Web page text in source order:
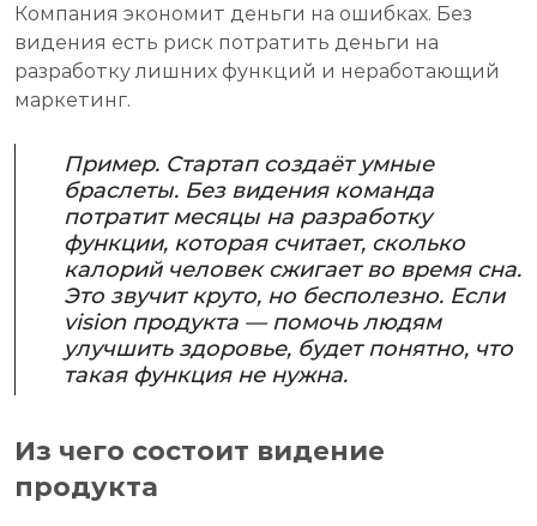
Компания экономит деньги на ошибках. Без
видения есть риск потратить деньги на
разработку лишних функций и неработающий
маркетинг.
Пример. Стартап создаёт умные
браслеты. Без видения команда
потратит месяцы на разработку
функции, которая считает, сколько
калорий человек сжигает во время сна.
Это звучит круто, но бесполезно. Если
vision продукта — помочь людям
улучшить здоровье, будет понятно, что
такая функция не нужна.
Из чего состоит видение
продукта